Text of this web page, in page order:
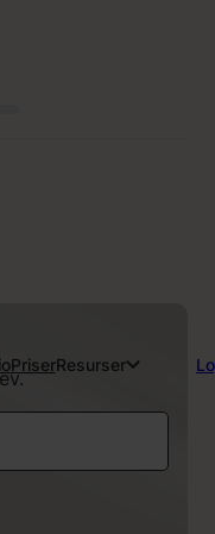
PriserResurser